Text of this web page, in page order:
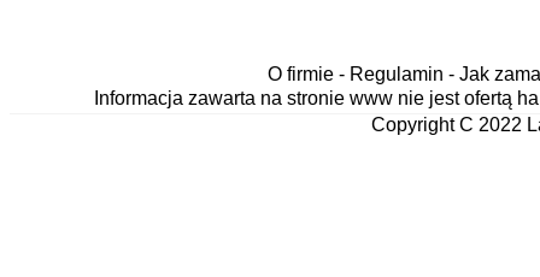
O firmie- Regulamin - Jak
Informacja zawarta na stronie www nie jest ofertą
Copyright C 2022